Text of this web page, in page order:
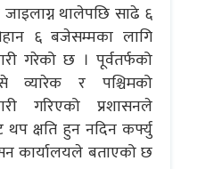
जाइलाग्न थालेपछि साढे ६
६ बजेसम्मका लागि
गरेको छ । पूर्वतर्फको
व्यारेक र पश्चिमको
गरिएको प्रशासनले
क्षति हुन नदिन कर्फ्यु
कार्यालयले बताएको छ